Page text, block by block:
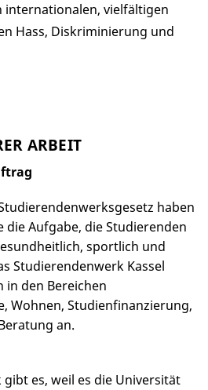
internationalen, vielfältigen
Hass, Diskriminierung und
ARBEIT
haben
die Aufgabe, die Studierenden
sportlich und
Studierendenwerk Kassel
in den Bereichen
Wohnen, Studienfinanzierung,
an.
es, weil es die Universität